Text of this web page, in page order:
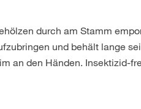
durch am Stamm
und behält lange
an den Händen. Insektizid-